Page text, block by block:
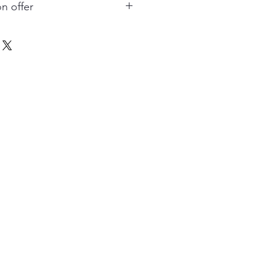
offer
Pack for free
on purchasing order